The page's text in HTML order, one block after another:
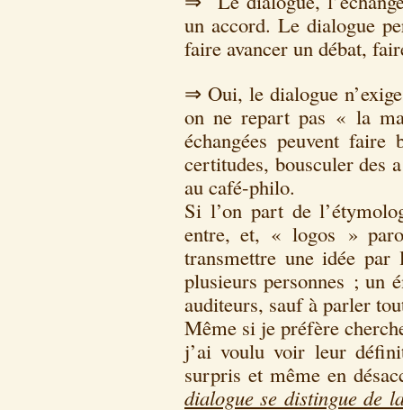
un accord. Le dialogue
faire avancer un débat,
⇒ Oui, le dialogue
on ne repart pas « la
échangées peuvent faire
certitudes, bousculer des
au café-philo.
Si l’on part de
entre, et, « logos »
transmettre une idée par
plusieurs personnes ; un
auditeurs, sauf à parler
Même si je préfère
j’ai voulu voir leur
surpris et même en
dialogue se distingue de